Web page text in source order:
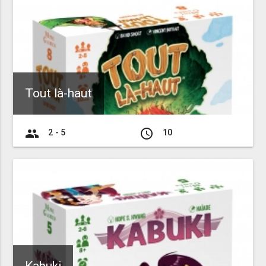
Tout là-haut
group 2 - 5 access_time 10